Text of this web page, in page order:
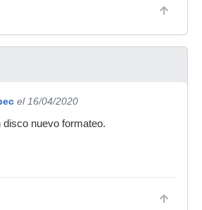
el 16/04/2020
nuevo formateo.